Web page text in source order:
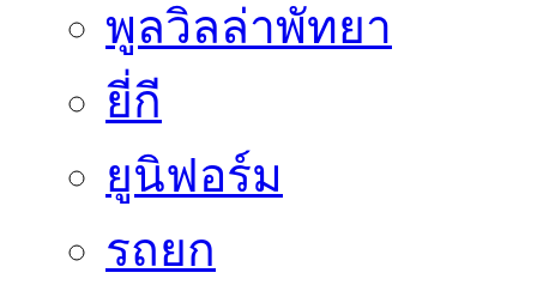
พูลวิลล่าพัทยา
ยี่กี
ยูนิฟอร์ม
รถยก